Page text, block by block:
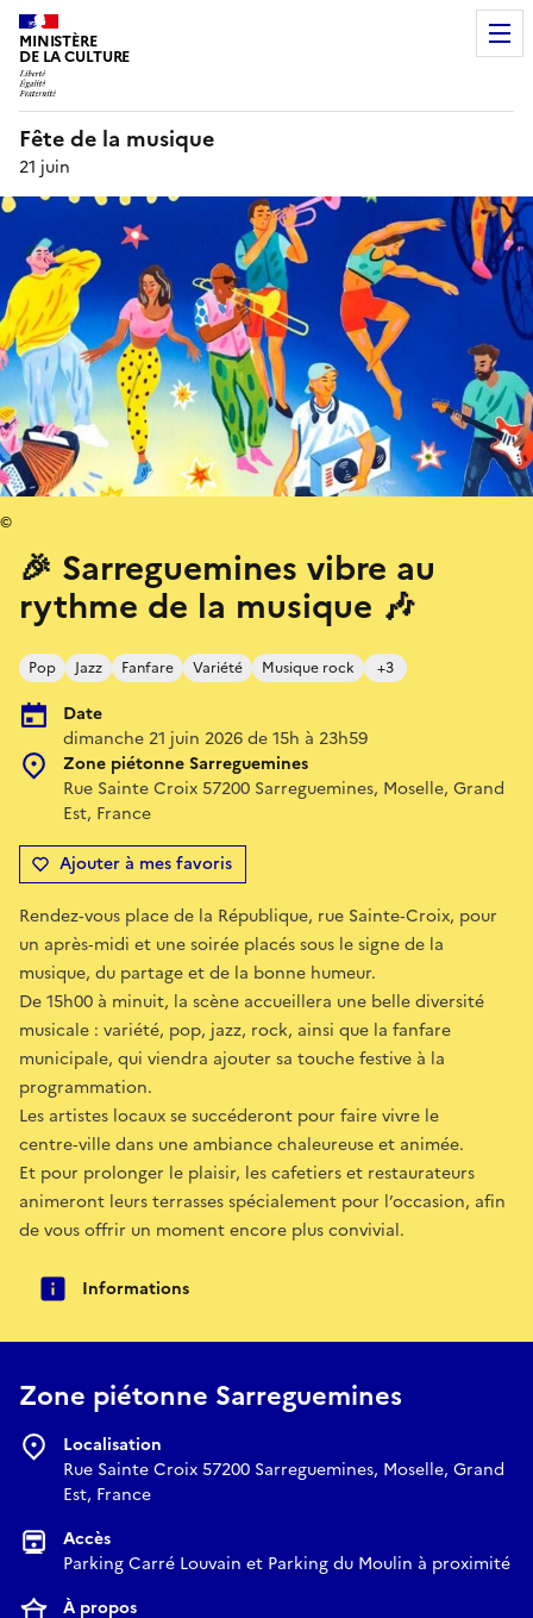
MINISTÈRE
DE LA CULTURE
Fête de la musique
21 juin
🎉 Sarreguemines vibre au
rythme de la musique 🎶
Pop Jazz Fanfare Variété Musique rock +3
Date
dimanche 21 juin 2026 de 15h à 23h59
Zone piétonne Sarreguemines
Rue Sainte Croix 57200 Sarreguemines, Moselle, Grand
Est, France
Ajouter à mes favoris
©
Rendez‑vous place de la République, rue Sainte‑Croix, pour
un après‑midi et une soirée placés sous le signe de la
musique, du partage et de la bonne humeur.
De 15h00 à minuit, la scène accueillera une belle diversité
musicale : variété, pop, jazz, rock, ainsi que la fanfare
municipale, qui viendra ajouter sa touche festive à la
programmation.
Les artistes locaux se succéderont pour faire vivre le
centre‑ville dans une ambiance chaleureuse et animée.
Et pour prolonger le plaisir, les cafetiers et restaurateurs
animeront leurs terrasses spécialement pour l’occasion, afin
de vous offrir un moment encore plus convivial.
Informations
Zone piétonne Sarreguemines
Localisation
Rue Sainte Croix 57200 Sarreguemines, Moselle, Grand
Est, France
Accès
Parking Carré Louvain et Parking du Moulin à proximité
À propos